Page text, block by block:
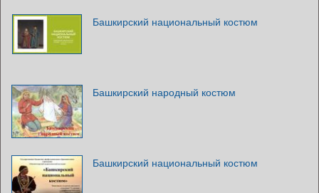
Башкирский национальный костюм
Башкирский народный костюм
Башкирский национальный костюм